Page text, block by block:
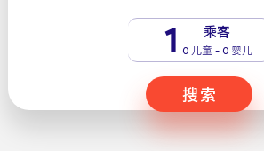
1 乘客
0 儿童 - 0 婴儿
搜索